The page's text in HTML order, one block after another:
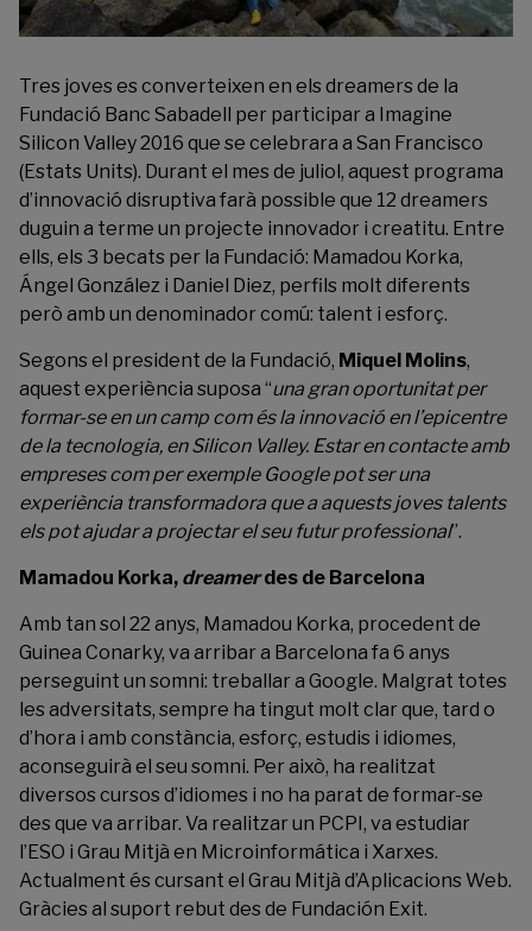
Tres joves es converteixen en els dreamers de la
Fundació Banc Sabadell per participar a Imagine
Silicon Valley 2016 que se celebrara a San Francisco
(Estats Units). Durant el mes de juliol, aquest programa
d’innovació disruptiva farà possible que 12 dreamers
duguin a terme un projecte innovador i creatitu. Entre
ells, els 3 becats per la Fundació: Mamadou Korka,
Ángel González i Daniel Diez, perfils molt diferents
però amb un denominador comú: talent i esforç.
Segons el president de la Fundació, Miquel Molins,
aquest experiència suposa “una gran oportunitat per
formar-se en un camp com és la innovació en l’epicentre
de la tecnologia, en Silicon Valley. Estar en contacte amb
empreses com per exemple Google pot ser una
experiència transformadora que a aquests joves talents
els pot ajudar a projectar el seu futur professional”.
Mamadou Korka, dreamerdes de Barcelona
Amb tan sol 22 anys, Mamadou Korka, procedent de
Guinea Conarky, va arribar a Barcelona fa 6 anys
perseguint un somni: treballar a Google. Malgrat totes
les adversitats, sempre ha tingut molt clar que, tard o
d’hora i amb constància, esforç, estudis i idiomes,
aconseguirà el seu somni. Per això, ha realitzat
diversos cursos d’idiomes i no ha parat de formar-se
des que va arribar. Va realitzar un PCPI, va estudiar
l’ESO i Grau Mitjà en Microinformática i Xarxes.
Actualment és cursant el Grau Mitjà d’Aplicacions Web.
Gràcies al suport rebut des de Fundación Exit.